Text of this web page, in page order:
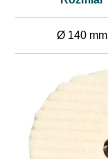
Ø 140 mm